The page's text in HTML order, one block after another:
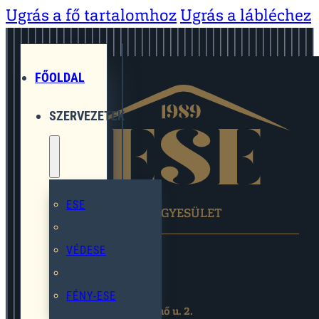
Ugrás a fő tartalomhoz Ugrás a lábléchez
FŐOLDAL
SZERVEZETEK
ESE
VÉDESE
FÉNY-ESE
EGYMÁST SEGÍTŐ EGYESÜLET
2119 Pécel,Pihenő u. 2.